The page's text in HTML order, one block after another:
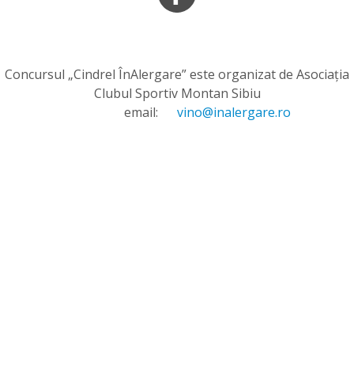
Concursul „Cindrel ÎnAlergare” este organizat de Asociația
Clubul Sportiv Montan Sibiu
email:
vino@inalergare.ro